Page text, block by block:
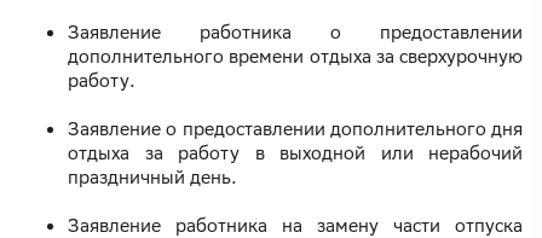
Заявление работника о предоставлении
дополнительного времени отдыха за сверхурочную
работу.
Заявление о предоставлении дополнительного дня
отдыха за работу в выходной или нерабочий
праздничный день.
Заявление работника на замену части отпуска